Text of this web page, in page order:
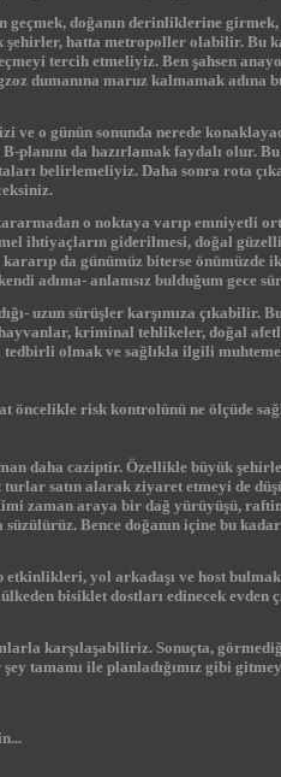
doğanın derinliklerine
hatta metropoller olabilir. Bu
tercih etmeliyiz. Ben şahsen
dumanına maruz kalmamak adına
ve o günün sonunda nerede
da hazırlamak faydalı olur. Bu
belirlemeliyiz. Daha sonra rota
o noktaya varıp emniyetli
ihtiyaçların giderilmesi, doğal
da günümüz biterse önümüzde
adıma- anlamsız bulduğum gece
uzun sürüşler karşımıza çıkabilir.
kriminal tehlikeler, doğal
tedbirli olmak ve sağlıkla ilgili
risk kontrolünü ne ölçüde
daha caziptir. Özellikle büyük
satın alarak ziyaret etmeyi de
zaman araya bir dağ yürüyüşü,
Bence doğanın içine bu
etkinlikleri, yol arkadaşı ve host
bisiklet dostları edinecek evden
karşılaşabiliriz. Sonuçta,
tamamı ile planladığımız gibi